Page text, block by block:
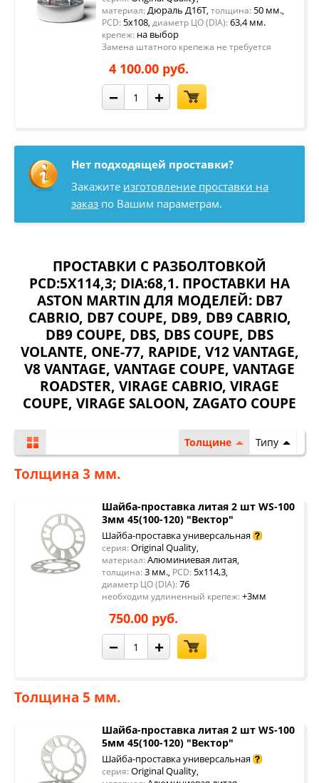
материал: Дюраль Д16Т, толщина: 50 мм.,
PCD: 5x108, диаметр ЦО (DIA): 63,4 мм.
крепеж: на выбор
Замена штатного крепежа не требуется
4 100.00 руб.
− +
Нет подходящей проставки?
Закажите изготовление проставки на
заказ по Вашим параметрам.
ПРОСТАВКИ С РАЗБОЛТОВКОЙ
PCD:5X114,3; DIA:68,1. ПРОСТАВКИ НА
ASTON MARTIN ДЛЯ МОДЕЛЕЙ: DB7
CABRIO, DB7 COUPE, DB9, DB9 CABRIO,
DB9 COUPE, DBS, DBS COUPE, DBS
VOLANTE, ONE-77, RAPIDE, V12 VANTAGE,
V8 VANTAGE, VANTAGE COUPE, VANTAGE
ROADSTER, VIRAGE CABRIO, VIRAGE
COUPE, VIRAGE SALOON, ZAGATO COUPE
Толщине Типу
Толщина 3 мм.
Шайба-проставка литая 2 шт WS-100
3мм 45(100-120) "Вектор"
Шайба-проставка универсальная
серия: Original Quality,
материал: Алюминиевая литая,
толщина: 3 мм., PCD: 5x114,3,
диаметр ЦО (DIA): 76
необходим удлиненный крепеж: +3мм
750.00 руб.
− +
Толщина 5 мм.
Шайба-проставка литая 2 шт WS-100
5мм 45(100-120) "Вектор"
Шайба-проставка универсальная
серия: Original Quality,